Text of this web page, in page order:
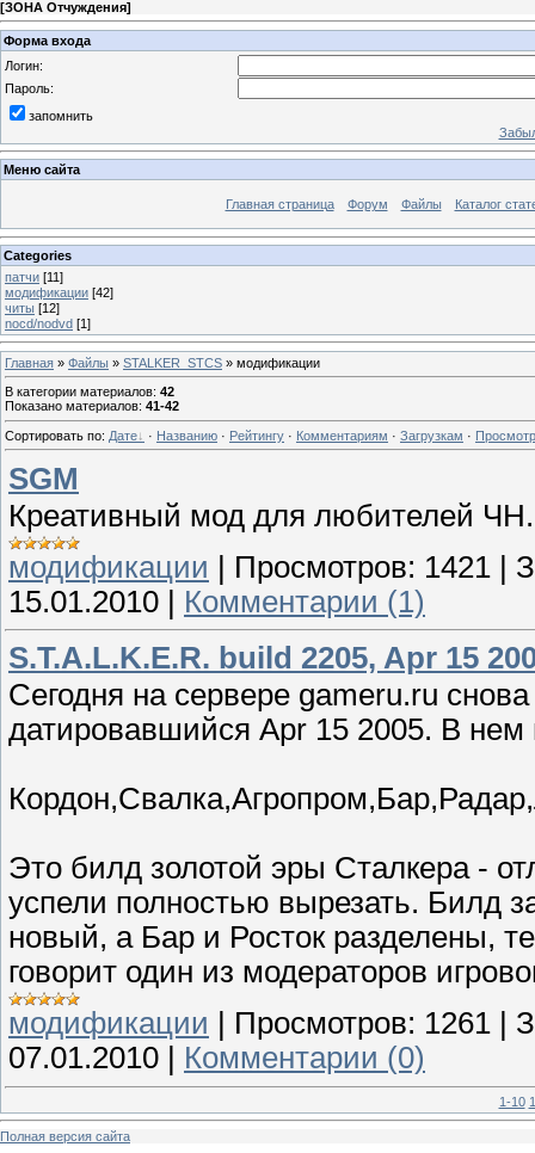
[ЗОНА Отчуждения]
Форма входа
Логин:
Пароль:
запомнить
Меню сайта
Главная страница Форум Файлы Каталог
Categories
патчи [11]
модификации [42]
читы [12]
nocd/nodvd [1]
Главная » Файлы » STALKER_STCS » модификации
В категории материалов: 42
Показано материалов: 41-42
Сортировать по: Дате · Названию · Рейтингу · Комментариям · Загрузкам ·
SGM
Креативный мод для любителей ЧН.
модификации | Просмотров: 1421 |
15.01.2010 | Комментарии (1)
S.T.A.L.K.E.R. build 2205, Apr 15
Сегодня на сервере gameru.ru
датировавшийся Apr 15 2005. В
Это билд золотой эры Сталкера -
успели полностью вырезать. Билд
новый, а Бар и Росток разделены,
говорит один из модераторов
модификации
Просмотров: 1261
07.01.2010
Комментарии (0)
1-10
Полная версия сайта